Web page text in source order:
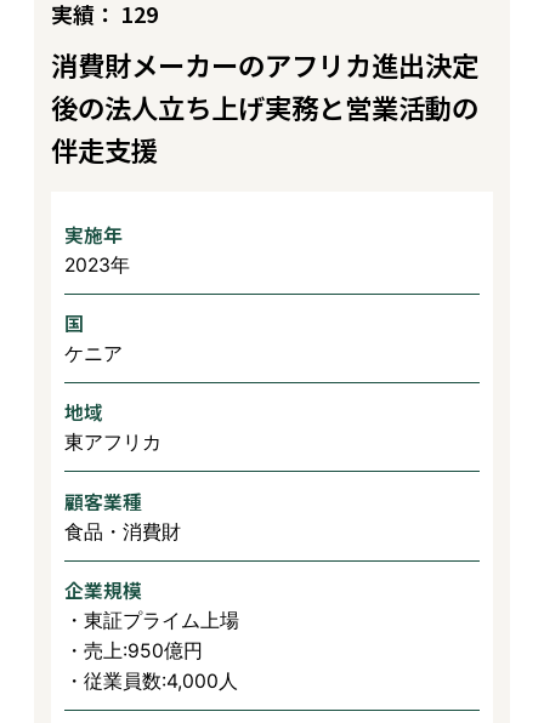
実績： 129
消費財メーカーのアフリカ進出決定
後の法人立ち上げ実務と営業活動の
伴走支援
実施年
2023年
国
ケニア
地域
東アフリカ
顧客業種
食品・消費財
企業規模
・東証プライム上場
・売上:950億円
・従業員数:4,000人